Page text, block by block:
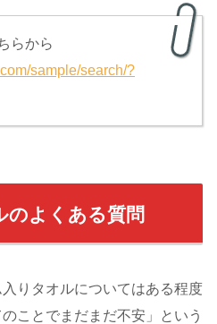
らから
sample/search/?
のよくある質問
入りタオルについてはある程度
ことでまだまだ不安」という